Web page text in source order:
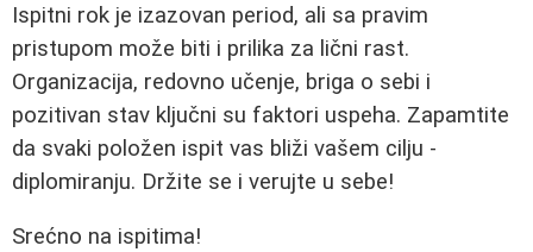
Ispitni rok je izazovan period, ali sa pravim
pristupom može biti i prilika za lični rast.
Organizacija, redovno učenje, briga o sebi i
pozitivan stav ključni su faktori uspeha. Zapamtite
da svaki položen ispit vas bliži vašem cilju -
diplomiranju. Držite se i verujte u sebe!
Srećno na ispitima!